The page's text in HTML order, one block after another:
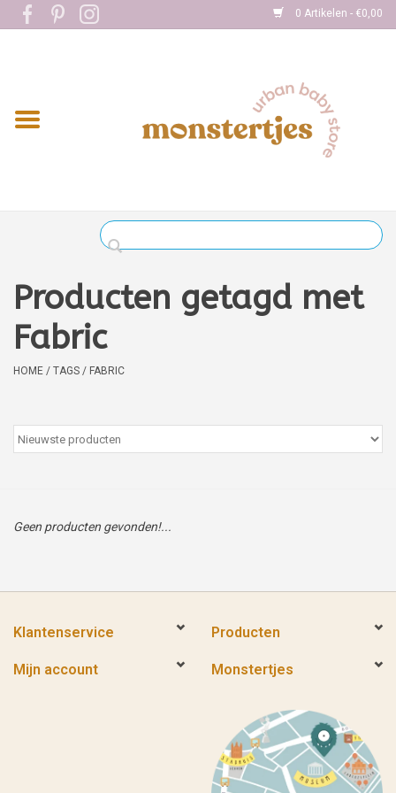
0 Artikelen - €0,00
Home
Kleding
Verzorging
Boekjes
kaartjes
Sales
Merken
Producten getagd met
Fabric
HOME / TAGS / FABRIC
Geen producten gevonden!...
Klantenservice Producten
Mijn account Monstertjes